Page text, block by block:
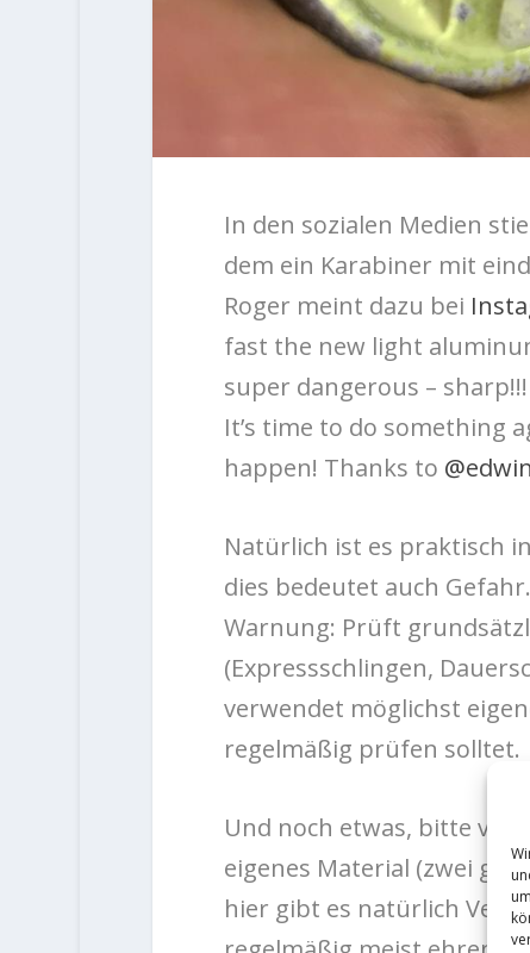
In den sozialen Medien
dem ein Karabiner mit
Roger meint dazu bei
fast the new light
super dangerous – sharp!!!
It’s time to do something
happen! Thanks to
Natürlich ist es praktisch
dies bedeutet auch
Warnung: Prüft
(Expressschlingen,
verwendet möglichst
regelmäßig prüfen solltet.
Und noch etwas, bitte
eigenes Material (zwei
hier gibt es natürlich